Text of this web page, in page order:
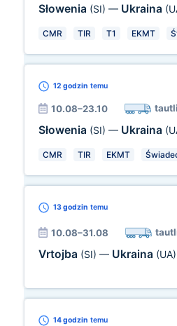
Słowenia (SI) — Ukraina
CMR TIR T1 EKMT
12 godzin temu
10.08–23.10
Słowenia (SI) — Ukraina
CMR TIR EKMT
13 godzin temu
10.08–31.08
Vrtojba (SI) — Ukraina (UA)
14 godzin temu